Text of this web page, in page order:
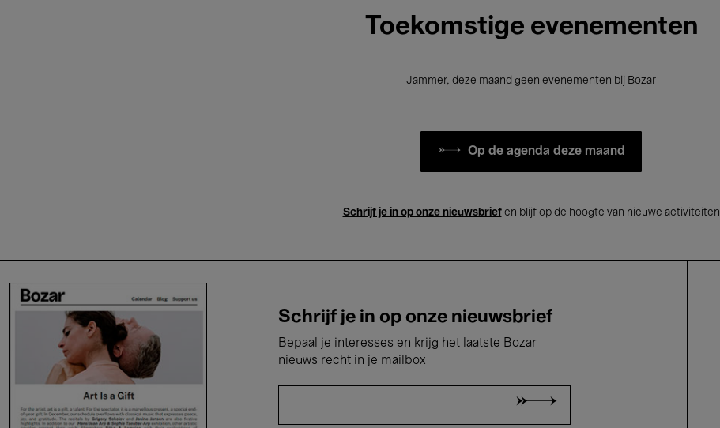
Toekomstige evenementen
Jammer, deze maand geen evenementen bij Bozar
Op de agenda deze maand
Schrijf je in op onze nieuwsbriefen blijf op de hoogte van nieuwe activiteiten
Schrijf je in op onze nieuwsbrief
Bepaal je interesses en krijg het laatste Bozar
nieuws recht in je mailbox